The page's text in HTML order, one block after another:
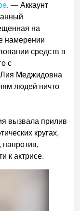
.— Аккаунт
на
намерении
средств в
с
Лия Меджидовна
людей ничто
вызвала прилив
кругах,
к актрисе.